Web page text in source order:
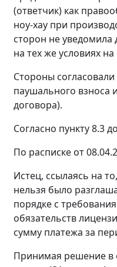
(ответчик) как
ноу-хау при
сторон не
на тех же условиях
Стороны
паушального взноса
договора).
Согласно пункту 8.3
По расписке от
Истец, ссылаясь на
нельзя было
порядке с
обязательств
сумму платежа за
Принимая решение в